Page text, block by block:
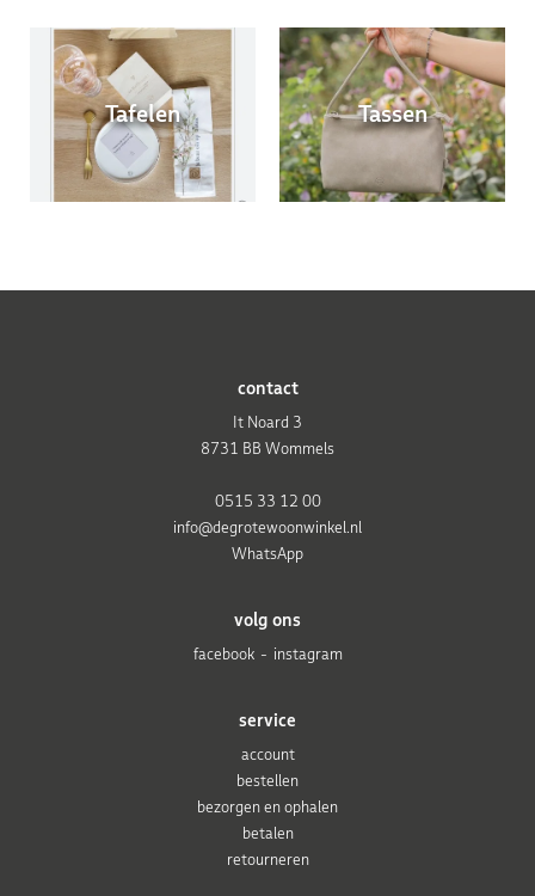
Tafelen Tassen
service
account
bestellen
bezorgen en ophalen
betalen
retourneren
volg ons
facebook
instagram
contact
It Noard 3
8731 BB Wommels
0515 33 12 00
info@degrotewoonwinkel.nl
WhatsApp